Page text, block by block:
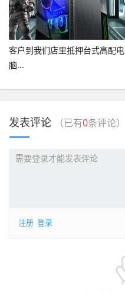
客户到我们店里抵押台式高配电
脑...
发表评论 （已有0条评论）
注册 登录